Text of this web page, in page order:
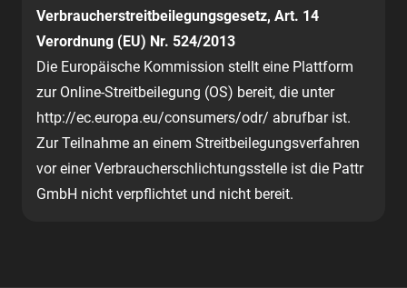
Verbraucherstreitbeilegungsgesetz, Art. 14
Verordnung (EU) Nr. 524/2013
Die Europäische Kommission stellt eine Plattform
zur Online-Streitbeilegung (OS) bereit, die unter
http://ec.europa.eu/consumers/odr/ abrufbar ist.
Zur Teilnahme an einem Streitbeilegungsverfahren
vor einer Verbraucherschlichtungsstelle ist die Pattr
GmbH nicht verpflichtet und nicht bereit.